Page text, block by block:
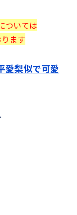
ついては
ます
愛梨似で可愛